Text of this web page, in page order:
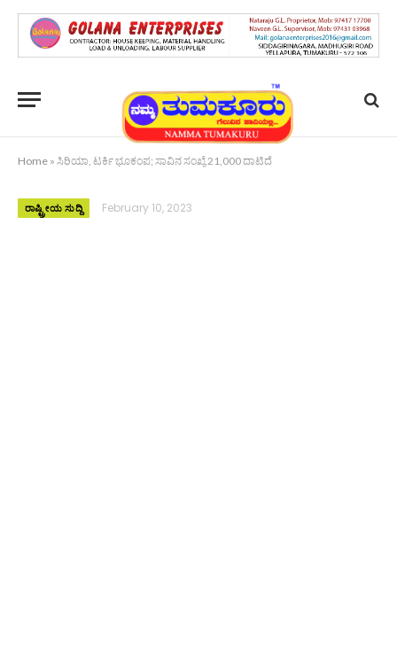
Home » ಸಿರಿಯಾ, ಟರ್ಕಿ ಭೂಕಂಪ; ಸಾವಿನ ಸಂಖ್ಯೆ 21,000 ದಾಟಿದೆ
ರಾಷ್ಟ್ರೀಯ ಸುದ್ದಿ February 10, 2023